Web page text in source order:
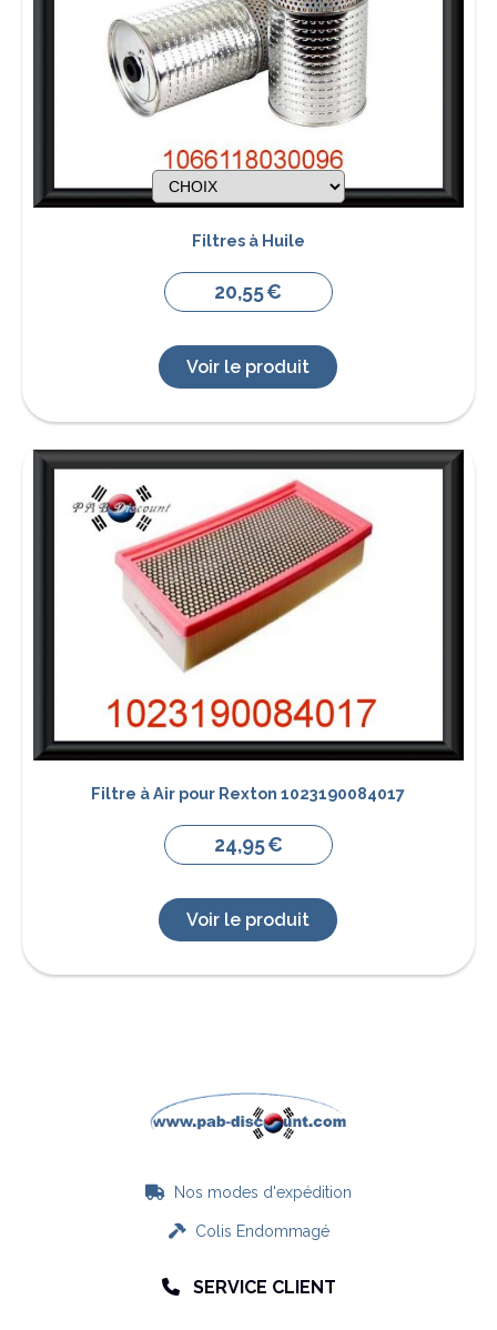
Filtres à Huile
20,55€
Voir le produit
Filtre à Air pour Rexton 1023190084017
24,95€
Voir le produit
 Nos modes d'expédition
Colis Endommagé
 SERVICE CLIENT